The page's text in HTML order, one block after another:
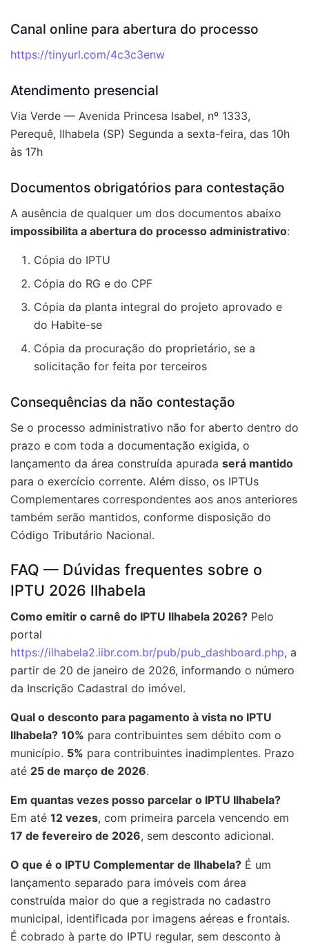
Canal online para abertura do processo
https://tinyurl.com/4c3c3enw
Atendimento presencial
Via Verde — Avenida Princesa Isabel, nº 1333,
Perequê, Ilhabela (SP) Segunda a sexta-feira, das 10h
às 17h
Documentos obrigatórios para contestação
A ausência de qualquer um dos documentos abaixo
impossibilita a abertura do processo administrativo:
Cópia do IPTU
Cópia do RG e do CPF
Cópia da planta integral do projeto aprovado e
do Habite-se
Cópia da procuração do proprietário, se a
solicitação for feita por terceiros
Consequências da não contestação
Se o processo administrativo não for aberto dentro do
prazo e com toda a documentação exigida, o
lançamento da área construída apurada será mantido
para o exercício corrente. Além disso, os IPTUs
Complementares correspondentes aos anos anteriores
também serão mantidos, conforme disposição do
Código Tributário Nacional.
FAQ — Dúvidas frequentes sobre o
IPTU 2026 Ilhabela
Como emitir o carnê do IPTU Ilhabela 2026? Pelo
portal
https://ilhabela2.iibr.com.br/pub/pub_dashboard.php, a
partir de 20 de janeiro de 2026, informando o número
da Inscrição Cadastral do imóvel.
Qual o desconto para pagamento à vista no IPTU
Ilhabela? 10% para contribuintes sem débito com o
município. 5% para contribuintes inadimplentes. Prazo
até 25 de março de 2026.
Em quantas vezes posso parcelar o IPTU Ilhabela?
Em até 12 vezes, com primeira parcela vencendo em
17 de fevereiro de 2026, sem desconto adicional.
O que é o IPTU Complementar de Ilhabela? É um
lançamento separado para imóveis com área
construída maior do que a registrada no cadastro
municipal, identificada por imagens aéreas e frontais.
É cobrado à parte do IPTU regular, sem desconto à